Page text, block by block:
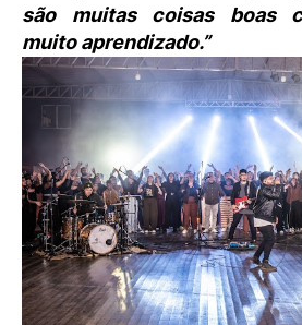
são muitas coisas boas
muito aprendizado.”